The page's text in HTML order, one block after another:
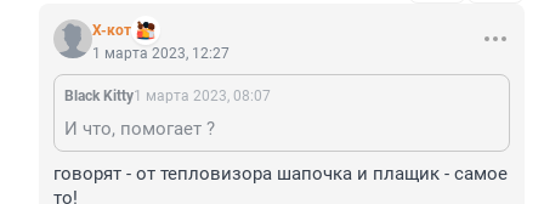
X-кот
1 марта 2023, 12:27
Black Kitty1 марта 2023, 08:07
И что, помогает ?
говорят - от тепловизора шапочка и плащик - самое
то!